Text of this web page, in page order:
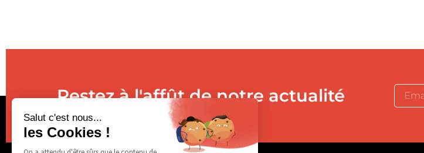
Restez à l'affût de notre actualité